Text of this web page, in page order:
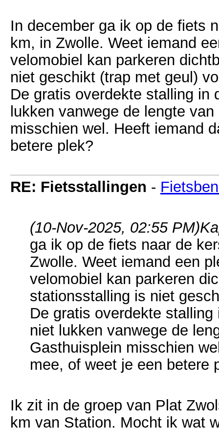
In december ga ik op de fiets
km, in Zwolle. Weet iemand
velomobiel kan parkeren
niet geschikt (trap met geul)
De gratis overdekte stalling in
lukken vanwege de lengte
misschien wel. Heeft iemand
betere plek?
RE: Fietsstallingen -
(10-Nov-2025, 02:55 PM)
ga ik op de fiets naar de
Zwolle. Weet iemand een
velomobiel kan parkeren
stationsstalling is niet
De gratis overdekte
niet lukken vanwege de
Gasthuisplein misschien
mee, of weet je een betere
Ik zit in de groep van Plat
km van Station. Mocht ik wat